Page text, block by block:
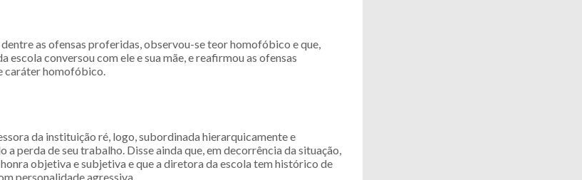
as ofensas proferidas, observou-se teor homofóbico e que,
escola conversou com ele e sua mãe, e reafirmou as ofensas
caráter homofóbico.
da instituição ré, logo, subordinada hierarquicamente e
a perda de seu trabalho. Disse ainda que, em decorrência da situação,
objetiva e subjetiva e que a diretora da escola tem histórico de
personalidade agressiva.